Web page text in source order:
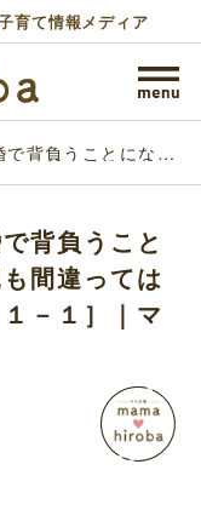
育て情報メディア
背負うことになる
マ広場マンガ
背負うこと
間違っては
－１］｜マ